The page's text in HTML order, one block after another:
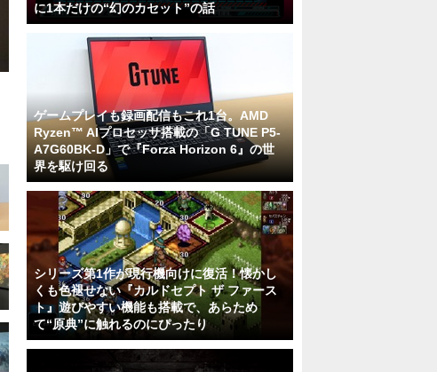
に1本だけの“幻のカセット”の話
ゲームプレイも録画配信もこれ1台。AMD
Ryzen™ AIプロセッサ搭載の「G TUNE P5-
A7G60BK-D」で『Forza Horizon 6』の世
界を駆け回る
シリーズ第1作が現行機向けに復活！懐かし
くも色褪せない『カルドセプト ザ ファース
ト』遊びやすい機能も搭載で、あらため
て“原典”に触れるのにぴったり